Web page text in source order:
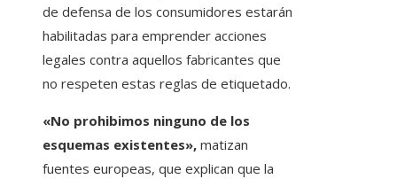
de defensa de los consumidores estarán
habilitadas para emprender acciones
legales contra aquellos fabricantes que
no respeten estas reglas de etiquetado.
«No prohibimos ninguno de los
esquemas existentes», matizan
fuentes europeas, que explican que la